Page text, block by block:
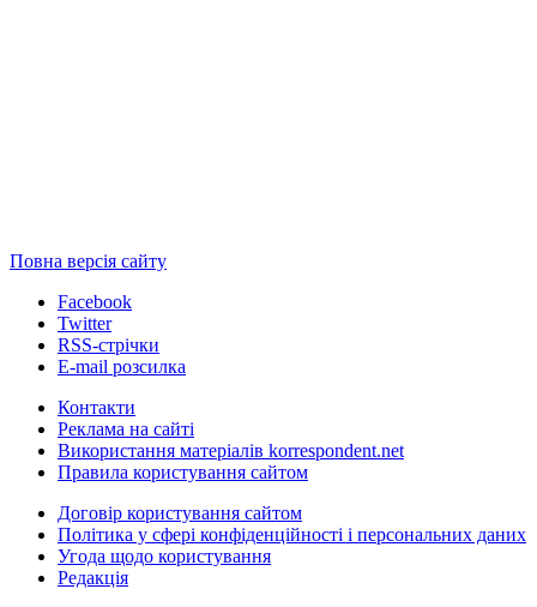
Повна версія сайту
Facebook
Twitter
RSS-стрічки
E-mail розсилка
Контакти
Реклама на сайті
Використання матеріалів korrespondent.net
Правила користування сайтом
Договір користування сайтом
Політика у сфері конфіденційності і персональних даних
Угода щодо користування
Редакція